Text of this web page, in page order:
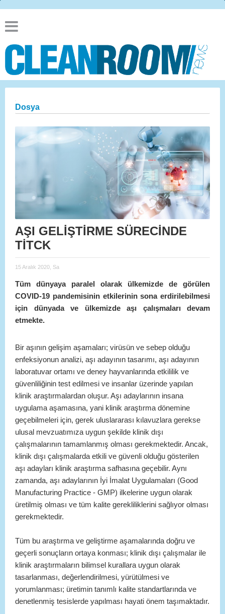
Dosya
AŞI GELİŞTİRME SÜRECİNDE
TİTCK
15 Aralık 2020, Sa
Tüm dünyaya paralel olarak ülkemizde de görülen
COVID-19 pandemisinin etkilerinin sona erdirilebilmesi
için dünyada ve ülkemizde aşı çalışmaları devam
etmekte.
Bir aşının gelişim aşamaları; virüsün ve sebep olduğu
enfeksiyonun analizi, aşı adayının tasarımı, aşı adayının
laboratuvar ortamı ve deney hayvanlarında etkililik ve
güvenliliğinin test edilmesi ve insanlar üzerinde yapılan
klinik araştırmalardan oluşur. Aşı adaylarının insana
uygulama aşamasına, yani klinik araştırma dönemine
geçebilmeleri için, gerek uluslararası kılavuzlara gerekse
ulusal mevzuatımıza uygun şekilde klinik dışı
çalışmalarının tamamlanmış olması gerekmektedir. Ancak,
klinik dışı çalışmalarda etkili ve güvenli olduğu gösterilen
aşı adayları klinik araştırma safhasına geçebilir. Aynı
zamanda, aşı adaylarının İyi İmalat Uygulamaları (Good
Manufacturing Practice - GMP) ilkelerine uygun olarak
üretilmiş olması ve tüm kalite gerekliliklerini sağlıyor olması
gerekmektedir.
Tüm bu araştırma ve geliştirme aşamalarında doğru ve
geçerli sonuçların ortaya konması; klinik dışı çalışmalar ile
klinik araştırmaların bilimsel kurallara uygun olarak
tasarlanması, değerlendirilmesi, yürütülmesi ve
yorumlanması; üretimin tanımlı kalite standartlarında ve
denetlenmiş tesislerde yapılması hayati önem taşımaktadır.